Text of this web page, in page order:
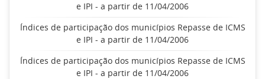
e IPI - a partir de 11/04/2006
Índices de participação dos municípios Repasse de ICMS
e IPI - a partir de 11/04/2006
Índices de participação dos municípios Repasse de ICMS
e IPI - a partir de 11/04/2006